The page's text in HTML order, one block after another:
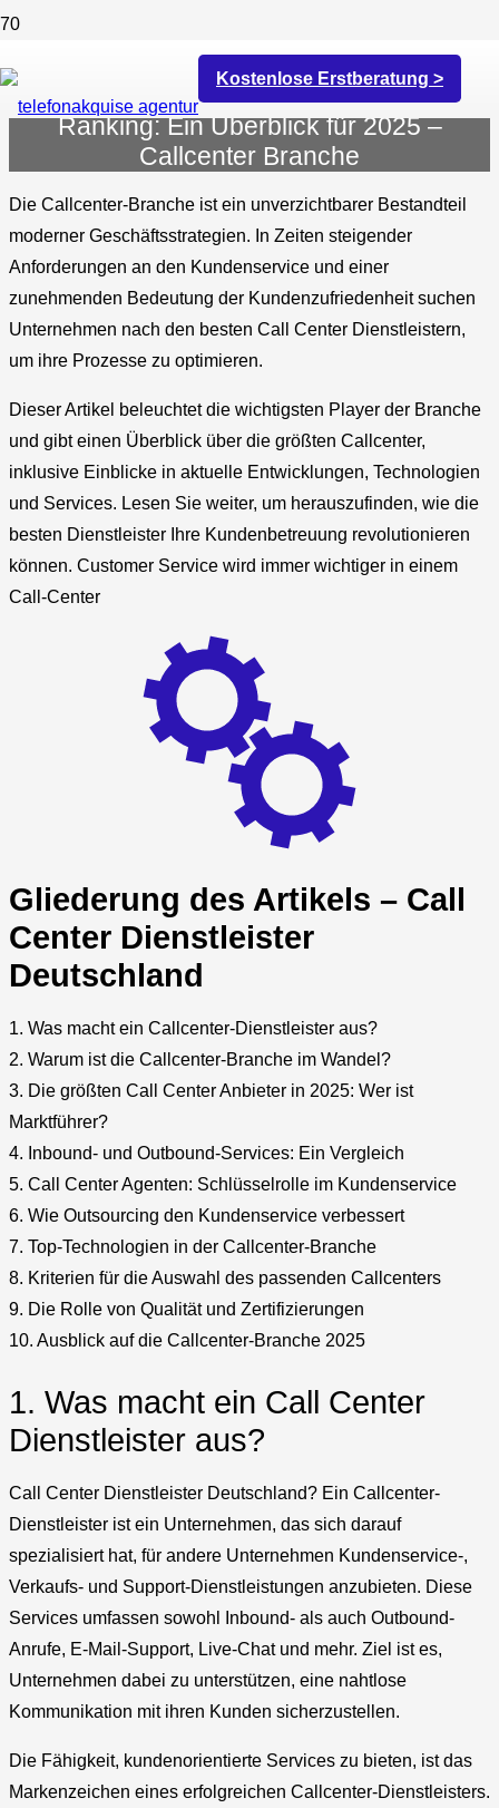
Kostenlose Erstberatung >
Die besten Call Center Dienstleister im
Ranking: Ein Überblick für 2025 –
Callcenter Branche
Die Callcenter-Branche ist ein unverzichtbarer Bestandteil
moderner Geschäftsstrategien. In Zeiten steigender
Anforderungen an den Kundenservice und einer
zunehmenden Bedeutung der Kundenzufriedenheit suchen
Unternehmen nach den besten Call Center Dienstleistern,
um ihre Prozesse zu optimieren.
Dieser Artikel beleuchtet die wichtigsten Player der Branche
und gibt einen Überblick über die größten Callcenter,
inklusive Einblicke in aktuelle Entwicklungen, Technologien
und Services. Lesen Sie weiter, um herauszufinden, wie die
besten Dienstleister Ihre Kundenbetreuung revolutionieren
können. Customer Service wird immer wichtiger in einem
Call-Center
Gliederung des Artikels – Call
Center Dienstleister
Deutschland
1. Was macht ein Callcenter-Dienstleister aus?
2. Warum ist die Callcenter-Branche im Wandel?
3. Die größten Call Center Anbieter in 2025: Wer ist
Marktführer?
4. Inbound- und Outbound-Services: Ein Vergleich
5. Call Center Agenten: Schlüsselrolle im Kundenservice
6. Wie Outsourcing den Kundenservice verbessert
7. Top-Technologien in der Callcenter-Branche
8. Kriterien für die Auswahl des passenden Callcenters
9. Die Rolle von Qualität und Zertifizierungen
10. Ausblick auf die Callcenter-Branche 2025
1. Was macht ein Call Center
Dienstleister aus?
Call Center Dienstleister Deutschland? Ein Callcenter-
Dienstleister ist ein Unternehmen, das sich darauf
spezialisiert hat, für andere Unternehmen Kundenservice-,
Verkaufs- und Support-Dienstleistungen anzubieten. Diese
Services umfassen sowohl Inbound- als auch Outbound-
Anrufe, E-Mail-Support, Live-Chat und mehr. Ziel ist es,
Unternehmen dabei zu unterstützen, eine nahtlose
Kommunikation mit ihren Kunden sicherzustellen.
Die Fähigkeit, kundenorientierte Services zu bieten, ist das
Markenzeichen eines erfolgreichen Callcenter-Dienstleisters.